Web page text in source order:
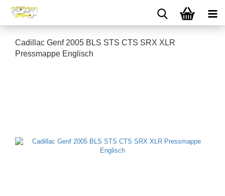
Cadillac Genf 2005 BLS STS CTS SRX XLR
Pressmappe Englisch